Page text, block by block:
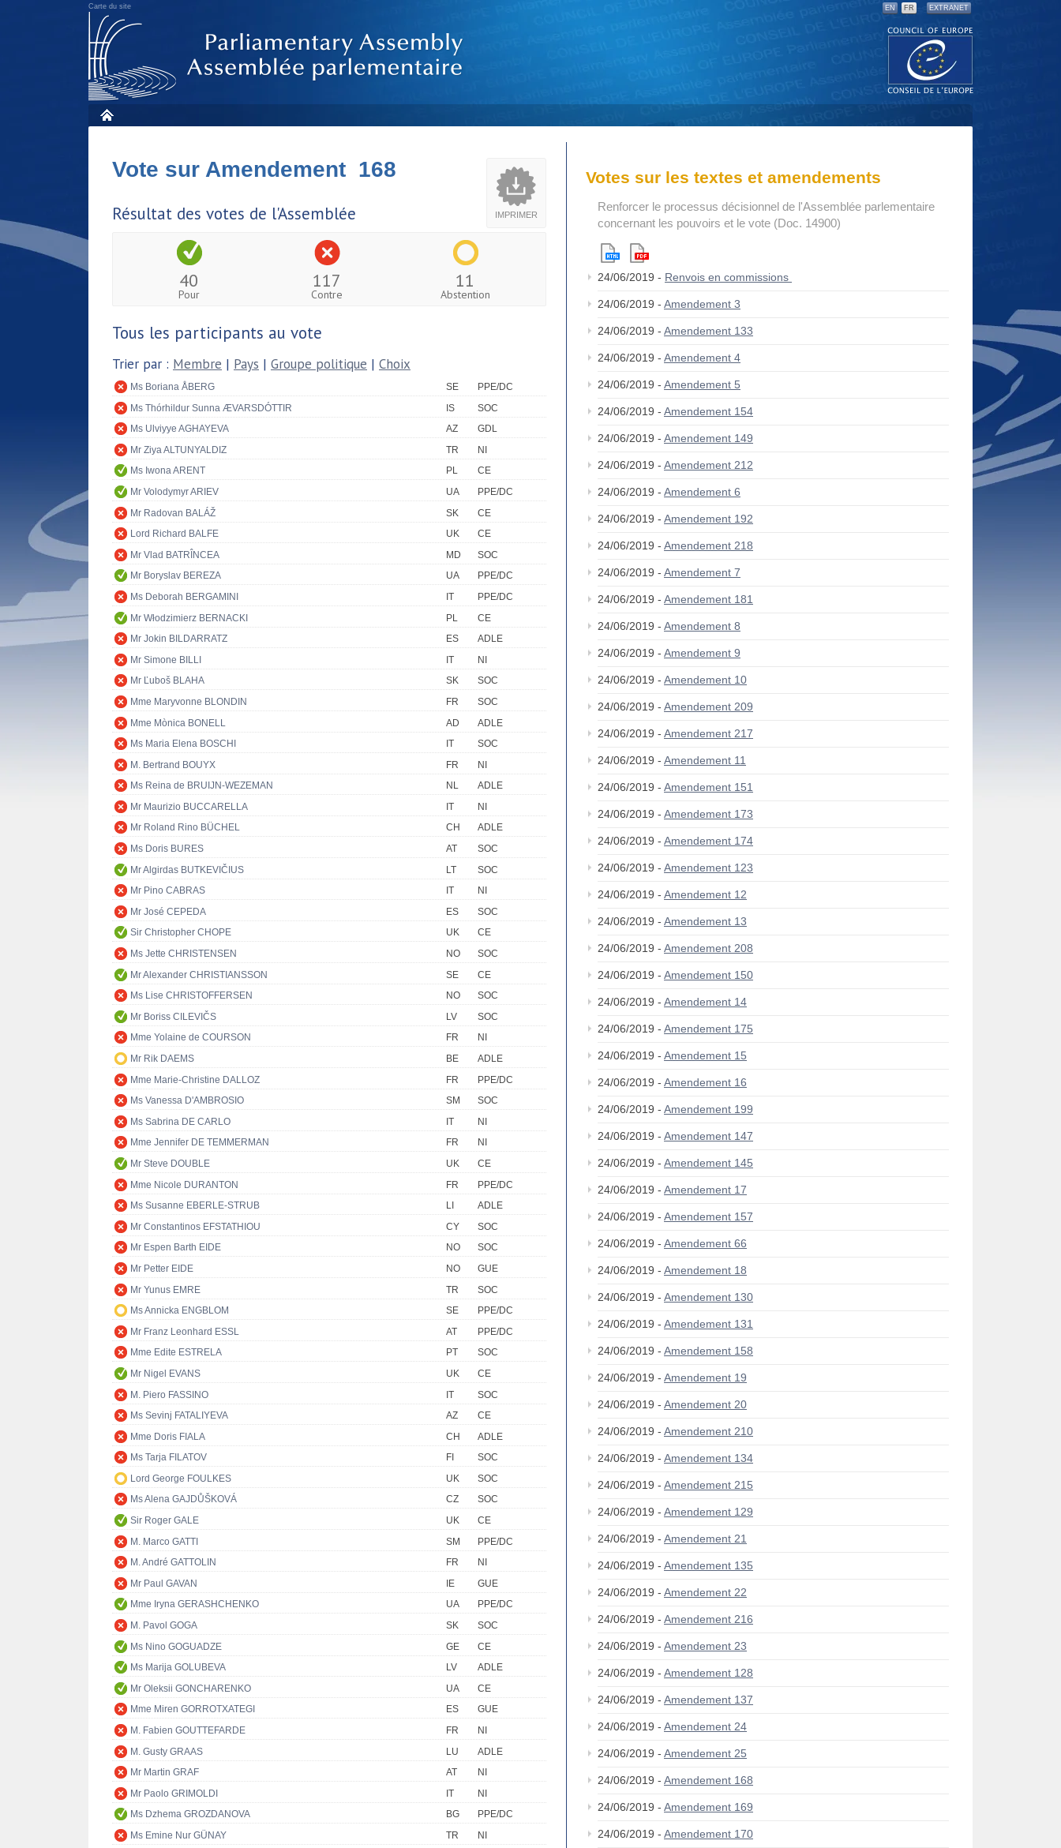
Carte du site EN FR EXTRANET
IMPRIMER
Vote sur Amendement 168
Résultat des votes de l'Assemblée
40
Pour
117
Contre
11
Abstention
Tous les participants au vote
Trier par : Membre | Pays | Groupe politique | Choix
Ms Boriana ÅBERG SE
PPE/DC
Ms Thórhildur Sunna ÆVARSDÓTTIR
IS
SOC
Ms Ulviyye AGHAYEVA
AZ
GDL
Mr Ziya ALTUNYALDIZ
TR
NI
Ms Iwona ARENT
PL
CE
Mr Volodymyr ARIEV
UA
PPE/DC
Mr Radovan BALÁŽ
SK
CE
Lord Richard BALFE
UK
CE
Mr Vlad BATRÎNCEA
MD
SOC
Mr Boryslav BEREZA
UA
PPE/DC
Ms Deborah BERGAMINI
IT
PPE/DC
Mr Włodzimierz BERNACKI
PL
CE
Mr Jokin BILDARRATZ
ES
ADLE
Mr Simone BILLI
IT
NI
Mr Ľuboš BLAHA
SK
SOC
Mme Maryvonne BLONDIN
FR
SOC
Mme Mònica BONELL
AD
ADLE
Ms Maria Elena BOSCHI
IT
SOC
M. Bertrand BOUYX
FR
NI
Ms Reina de BRUIJN-WEZEMAN
NL
ADLE
Mr Maurizio BUCCARELLA
IT
NI
Mr Roland Rino BÜCHEL
CH
ADLE
Ms Doris BURES
AT
SOC
Mr Algirdas BUTKEVIČIUS
LT
SOC
Mr Pino CABRAS
IT
NI
Mr José CEPEDA
ES
SOC
Sir Christopher CHOPE
UK
CE
Ms Jette CHRISTENSEN
NO
SOC
Mr Alexander CHRISTIANSSON
SE
CE
Ms Lise CHRISTOFFERSEN
NO
SOC
Mr Boriss CILEVIČS
LV
SOC
Mme Yolaine de COURSON
FR
NI
Mr Rik DAEMS
BE
ADLE
Mme Marie-Christine DALLOZ
FR
PPE/DC
Ms Vanessa D'AMBROSIO
SM
SOC
Ms Sabrina DE CARLO
IT
NI
Mme Jennifer DE TEMMERMAN
FR
NI
Mr Steve DOUBLE
UK
CE
Mme Nicole DURANTON
FR
PPE/DC
Ms Susanne EBERLE-STRUB
LI
ADLE
Mr Constantinos EFSTATHIOU
CY
SOC
Mr Espen Barth EIDE
NO
SOC
Mr Petter EIDE
NO
GUE
Mr Yunus EMRE
TR
SOC
Ms Annicka ENGBLOM
SE
PPE/DC
Mr Franz Leonhard ESSL
AT
PPE/DC
Mme Edite ESTRELA
PT
SOC
Mr Nigel EVANS
UK
CE
M. Piero FASSINO
IT
SOC
Ms Sevinj FATALIYEVA
AZ
CE
Mme Doris FIALA
CH
ADLE
Ms Tarja FILATOV
FI
SOC
Lord George FOULKES
UK
SOC
Ms Alena GAJDŮŠKOVÁ
CZ
SOC
Sir Roger GALE
UK
CE
M. Marco GATTI
SM
PPE/DC
M. André GATTOLIN
FR
NI
Mr Paul GAVAN
IE
GUE
Mme Iryna GERASHCHENKO
UA
PPE/DC
M. Pavol GOGA
SK
SOC
Ms Nino GOGUADZE
GE
CE
Ms Marija GOLUBEVA
LV
ADLE
Mr Oleksii GONCHARENKO
UA
CE
Mme Miren GORROTXATEGI
ES
GUE
M. Fabien GOUTTEFARDE
FR
NI
M. Gusty GRAAS
LU
ADLE
Mr Martin GRAF
AT
NI
Mr Paolo GRIMOLDI
IT
NI
Ms Dzhema GROZDANOVA
BG
PPE/DC
Ms Emine Nur GÜNAY
TR
NI
Votes sur les textes et amendements
Renforcer le processus décisionnel de l'Assemblée parlementaire
concernant les pouvoirs et le vote (Doc. 14900)
24/06/2019 - Renvois en commissions
24/06/2019 - Amendement 3
24/06/2019 - Amendement 133
24/06/2019 - Amendement 4
24/06/2019 - Amendement 5
24/06/2019 - Amendement 154
24/06/2019 - Amendement 149
24/06/2019 - Amendement 212
24/06/2019 - Amendement 6
24/06/2019 - Amendement 192
24/06/2019 - Amendement 218
24/06/2019 - Amendement 7
24/06/2019 - Amendement 181
24/06/2019 - Amendement 8
24/06/2019 - Amendement 9
24/06/2019 - Amendement 10
24/06/2019 - Amendement 209
24/06/2019 - Amendement 217
24/06/2019 - Amendement 11
24/06/2019 - Amendement 151
24/06/2019 - Amendement 173
24/06/2019 - Amendement 174
24/06/2019 - Amendement 123
24/06/2019 - Amendement 12
24/06/2019 - Amendement 13
24/06/2019 - Amendement 208
24/06/2019 - Amendement 150
24/06/2019 - Amendement 14
24/06/2019 - Amendement 175
24/06/2019 - Amendement 15
24/06/2019 - Amendement 16
24/06/2019 - Amendement 199
24/06/2019 - Amendement 147
24/06/2019 - Amendement 145
24/06/2019 - Amendement 17
24/06/2019 - Amendement 157
24/06/2019 - Amendement 66
24/06/2019 - Amendement 18
24/06/2019 - Amendement 130
24/06/2019 - Amendement 131
24/06/2019 - Amendement 158
24/06/2019 - Amendement 19
24/06/2019 - Amendement 20
24/06/2019 - Amendement 210
24/06/2019 - Amendement 134
24/06/2019 - Amendement 215
24/06/2019 - Amendement 129
24/06/2019 - Amendement 21
24/06/2019 - Amendement 135
24/06/2019 - Amendement 22
24/06/2019 - Amendement 216
24/06/2019 - Amendement 23
24/06/2019 - Amendement 128
24/06/2019 - Amendement 137
24/06/2019 - Amendement 24
24/06/2019 - Amendement 25
24/06/2019 - Amendement 168
24/06/2019 - Amendement 169
24/06/2019 - Amendement 170